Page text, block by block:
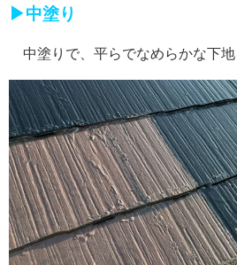
▶中塗り
中塗りで、平らでなめらかな下